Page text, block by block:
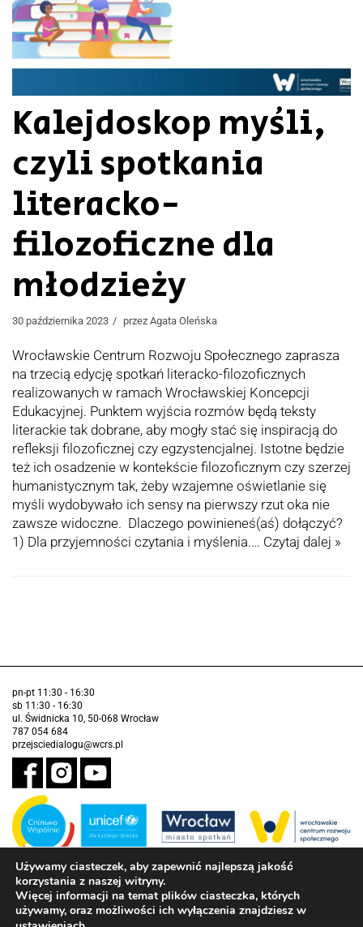
Kalejdoskop myśli,
czyli spotkania
literacko-
filozoficzne dla
młodzieży
30 października 2023 przez Agata Oleńska
Wrocławskie Centrum Rozwoju Społecznego zaprasza
na trzecią edycję spotkań literacko-filozoficznych
realizowanych w ramach Wrocławskiej Koncepcji
Edukacyjnej. Punktem wyjścia rozmów będą teksty
literackie tak dobrane, aby mogły stać się inspiracją do
refleksji filozoficznej czy egzystencjalnej. Istotne będzie
też ich osadzenie w kontekście filozoficznym czy szerzej
humanistycznym tak, żeby wzajemne oświetlanie się
myśli wydobywało ich sensy na pierwszy rzut oka nie
zawsze widoczne. Dlaczego powinieneś(aś) dołączyć?
1) Dla przyjemności czytania i myślenia.… Czytaj dalej »
pn-pt 11:30 - 16:30
sb 11:30 - 16:30
ul. Świdnicka 10, 50-068 Wrocław
787 054 684
przejsciedialogu@wcrs.pl
Zadanie realizowane ze środków Gminy Wrocław w partnerstwie z
Funduszem Narodów Zjednoczonych na Rzecz Dzieci (UNICEF)
Deklaracja dostępności
Używamy ciasteczek, aby zapewnić najlepszą jakość
korzystania z naszej witryny.
Więcej informacji na temat plików ciasteczka, których
używamy, oraz możliwości ich wyłączenia znajdziesz w